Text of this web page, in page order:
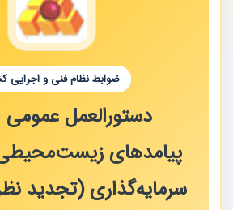
ضوابط نظام فنی و اجرایی
دستورالعمل عمومی
پیامدهای